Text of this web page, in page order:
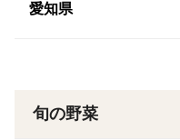
トマト好きな方にはも
す。ぜひ一度ご賞味くだ
愛知県
旬の野菜